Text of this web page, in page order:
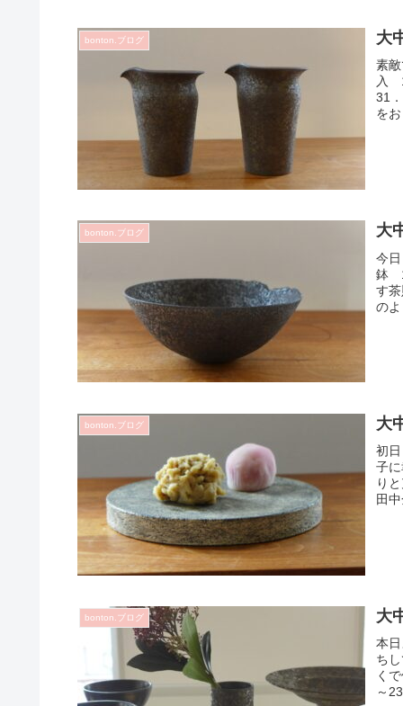
bonton.ブログ 大
素
入
31
を
bonton.ブログ 大
今
鉢
す
の
bonton.ブログ 大
初
子
り
田
bonton.ブログ 大
本
ち
く
～